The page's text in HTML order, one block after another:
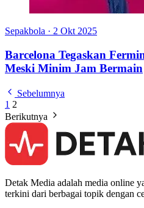
Sepakbola · 2 Okt 2025
Barcelona Tegaskan
Meski Minim Jam Bermain
Sebelumnya
1 2
Berikutnya
Detak Media adalah media online
terkini dari berbagai topik dengan